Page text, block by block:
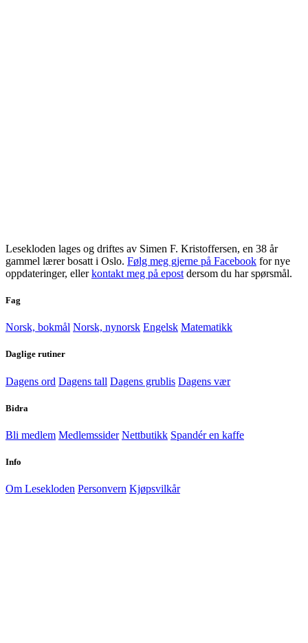
Lesekloden lages og driftes av Simen F. Kristoffersen, en 38 år
gammel lærer bosatt i Oslo. Følg meg gjerne på Facebook for nye
oppdateringer, ellerkontakt meg på epost dersom du har spørsmål.
Fag
Norsk, bokmål Norsk, nynorsk Engelsk Matematikk
Daglige rutiner
Dagens ord Dagens tall Dagens grublis Dagens vær
Bidra
Bli medlem Medlemssider Nettbutikk Spandér en kaffe
Info
Om Lesekloden Personvern Kjøpsvilkår